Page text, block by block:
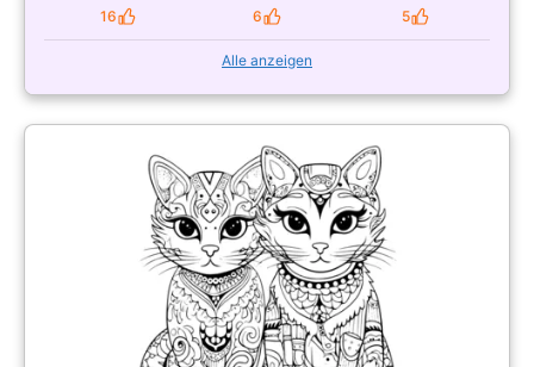
16
Likes 6
Likes 5
Likes
Alle anzeigen